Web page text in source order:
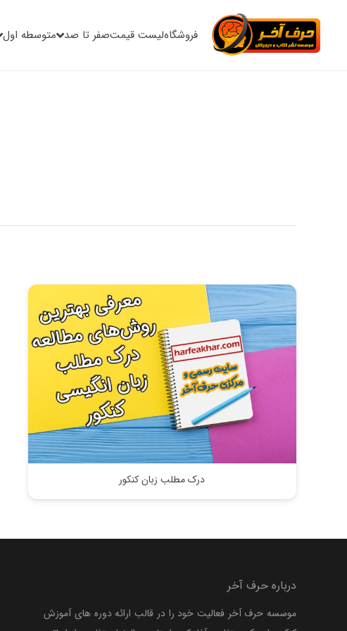
فروشگاهلیست قیمتصفر تا صد متوسطه اول
درک مطلب زبان کنکور
درباره حرف آخر
موسسه حرف آخر فعالیت خود را در قالب ارائه دوره های آموزش